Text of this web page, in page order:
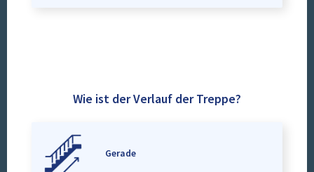
Wie ist der Verlauf der Treppe?
Gerade